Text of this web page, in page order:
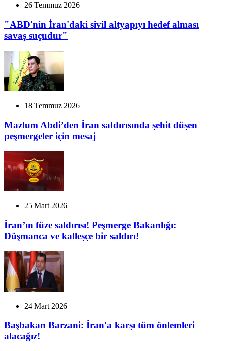
26 Temmuz 2026
"ABD'nin İran'daki sivil altyapıyı hedef alması
savaş suçudur"
18 Temmuz 2026
Mazlum Abdi’den İran saldırısında şehit düşen
peşmergeler için mesaj
25 Mart 2026
İran’ın füze saldırısı! Peşmerge Bakanlığı:
Düşmanca ve kalleşçe bir saldırı!
24 Mart 2026
Başbakan Barzani: İran'a karşı tüm önlemleri
alacağız!